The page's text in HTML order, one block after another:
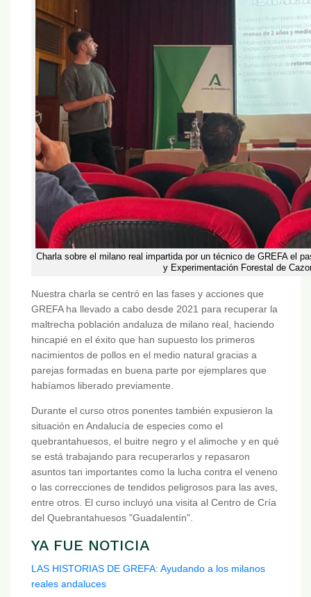
Charla sobre el milano real impartida por un técnico de GREFA el
y Experimentación Forestal de
Nuestra charla se centró en las fases y acciones que
GREFA ha llevado a cabo desde 2021 para recuperar la
maltrecha población andaluza de milano real, haciendo
hincapié en el éxito que han supuesto los primeros
nacimientos de pollos en el medio natural gracias a
parejas formadas en buena parte por ejemplares que
habíamos liberado previamente.
Durante el curso otros ponentes también expusieron la
situación en Andalucía de especies como el
quebrantahuesos, el buitre negro y el alimoche y en qué
se está trabajando para recuperarlos y repasaron
asuntos tan importantes como la lucha contra el veneno
o las correcciones de tendidos peligrosos para las aves,
entre otros. El curso incluyó una visita al Centro de Cría
del Quebrantahuesos "Guadalentín".
YA FUE NOTICIA
LAS HISTORIAS DE GREFA: Ayudando a los milanos
reales andaluces